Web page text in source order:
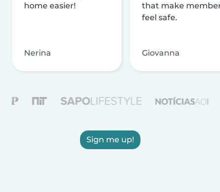
home easier!
Nerina
that make
feel safe.
Giovanna
Sign me up!